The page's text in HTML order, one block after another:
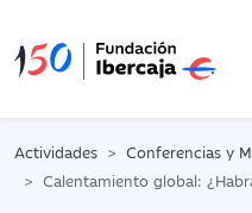
Actividades
Conferencias y
Calentamiento global: ¿Habrá más riesgos para